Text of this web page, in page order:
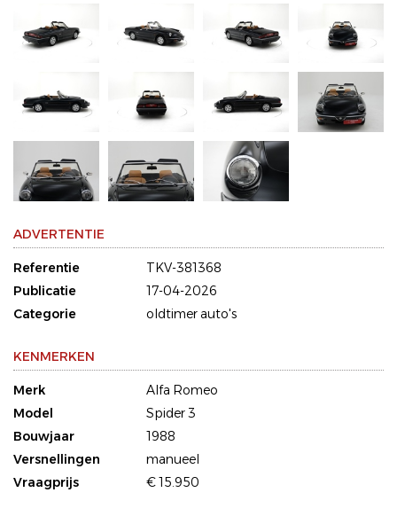
ADVERTENTIE
Referentie
TKV-381368
Publicatie
17-04-2026
Categorie
oldtimer auto's
KENMERKEN
Merk
Alfa Romeo
Model
Spider 3
Bouwjaar
1988
Versnellingen
manueel
Vraagprijs
€ 15.950